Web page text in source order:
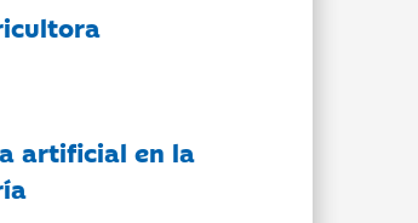
artificial en la